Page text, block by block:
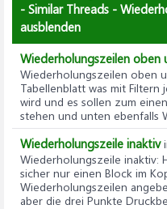
- Similar Threads -
ausblenden
Wiederholungszeilen oben
Wiederholungszeilen oben
Tabellenblatt was mit
wird und es sollen zum
stehen und unten ebenfalls
Wiederholungszeile inaktiv
Wiederholungszeile inaktiv:
sicher nur einen Block im
Wiederholungszeilen
aber die drei Punkte